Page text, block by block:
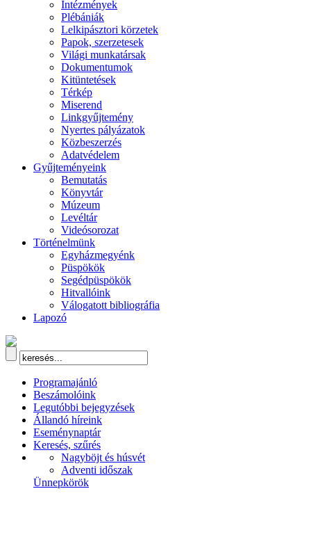
Intézmények
Plébániák
Lelkipásztori körzetek
Papok, szerzetesek
Világi munkatársak
Dokumentumok
Kitüntetések
Térkép
Miserend
Linkgyűjtemény
Nyertes pályázatok
Közbeszerzés
Adatvédelem
Gyűjteményeink
Bemutatás
Könyvtár
Múzeum
Levéltár
Videósorozat
Történelmünk
Egyházmegyénk
Püspökök
Segédpüspökök
Hitvallóink
Válogatott bibliográfia
Lapozó
Programajánló
Beszámolóink
Legutóbbi bejegyzések
Állandó híreink
Eseménynaptár
Keresés, szűrés
Nagyböjt és húsvét
Adventi időszak
Ünnepkörök